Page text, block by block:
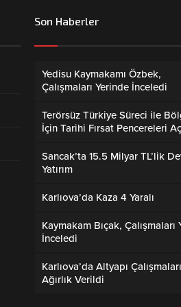
Son Haberler
Yedisu Kaymakamı Özbek,
Çalışmaları Yerinde İnceledi
Terörsüz Türkiye Süreci ile
İçin Tarihi Fırsat Pencereleri
Sancak’ta 15.5 Milyar TL’lik
Yatırım
Karlıova’da Kaza 4 Yaralı
Kaymakam Bıçak, Çalışmaları
İnceledi
Karlıova’da Altyapı
Ağırlık Verildi